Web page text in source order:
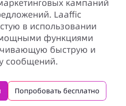
кампаний
Laaffic
в использовании
функциями
быструю и
сообщений.
Попробовать бесплатно